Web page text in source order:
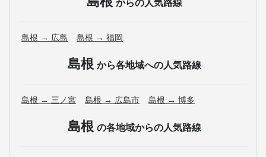
からの人気路線
島根 → 広島 島根 → 福岡
島根 から各地域への人気路線
島根 → 三ノ宮 島根 → 広島市 島根 → 博多
島根 の各地域からの人気路線